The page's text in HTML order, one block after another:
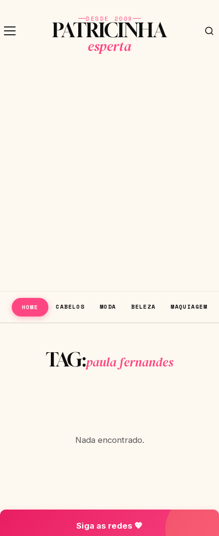
DESDE 2009
PATRICINHA
esperta
HOME CABELOS MODA BELEZA MAQUIAGEM
TAG:paula fernandes
Nada encontrado.
Siga as redes 💖